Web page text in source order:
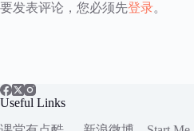
要发表评论，您必须先登录。
Useful Links